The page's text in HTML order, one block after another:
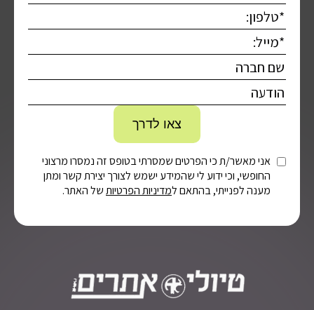
אני מאשר/ת כי הפרטים שמסרתי בטופס זה נמסרו מרצוני
החופשי, וכי ידוע לי שהמידע ישמש לצורך יצירת קשר ומתן
מענה לפנייתי, בהתאם למדיניות הפרטיותשל האתר.